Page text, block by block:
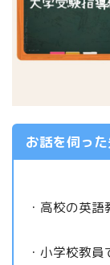
お話を伺っ
・高校の英
・小学校教